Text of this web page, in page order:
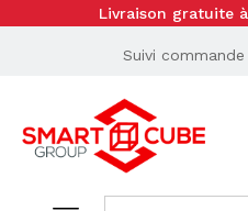
Livraison gratuite
Suivi commande